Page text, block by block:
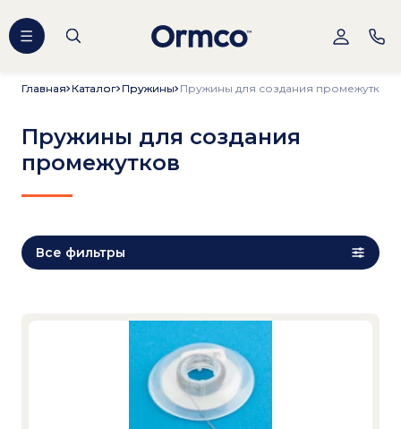
Главная
Главная Каталог
Каталог Пружины
Пружины Пружины для создания промежутков
Пружины для создания
промежутков
Все фильтры